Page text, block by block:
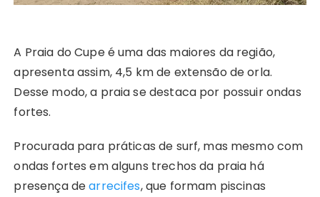
A Praia do Cupe é uma das maiores da região,
apresenta assim, 4,5 km de extensão de orla.
Desse modo, a praia se destaca por possuir ondas
fortes.
Procurada para práticas de surf, mas mesmo com
ondas fortes em alguns trechos da praia há
presença dearrecifes, que formam piscinas